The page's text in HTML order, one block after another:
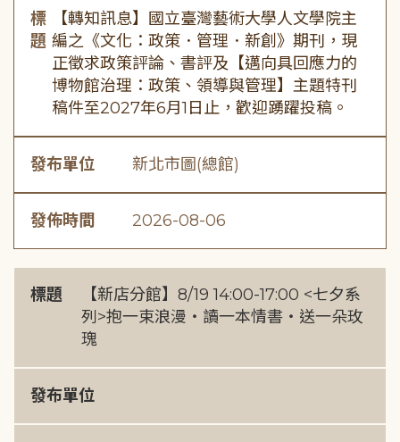
標
題
【轉知訊息】國立臺灣藝術大學人文學院主
編之《文化：政策．管理．新創》期刊，現
正徵求政策評論、書評及【邁向具回應力的
博物館治理：政策、領導與管理】主題特刊
稿件至2027年6月1日止，歡迎踴躍投稿。
發布單位 新北市圖(總館)
發佈時間 2026-08-06
標題
【新店分館】8/19 14:00-17:00 <七夕系
列>抱一束浪漫・讀一本情書・送一朵玫
瑰
發布單位